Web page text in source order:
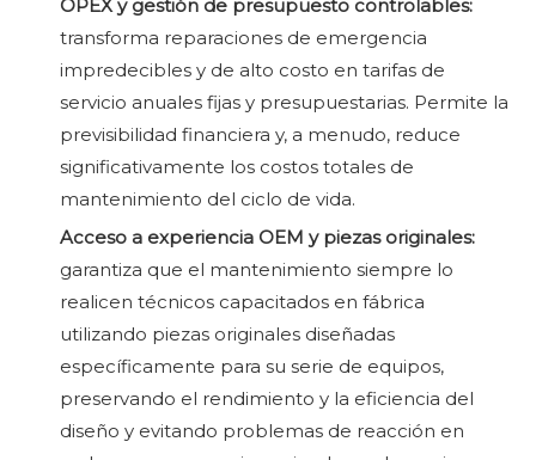
OPEX y gestión de presupuesto controlables:
transforma reparaciones de emergencia
impredecibles y de alto costo en tarifas de
servicio anuales fijas y presupuestarias. Permite la
previsibilidad financiera y, a menudo, reduce
significativamente los costos totales de
mantenimiento del ciclo de vida.
Acceso a experiencia OEM y piezas originales:
garantiza que el mantenimiento siempre lo
realicen técnicos capacitados en fábrica
utilizando piezas originales diseñadas
específicamente para su serie de equipos,
preservando el rendimiento y la eficiencia del
diseño y evitando problemas de reacción en